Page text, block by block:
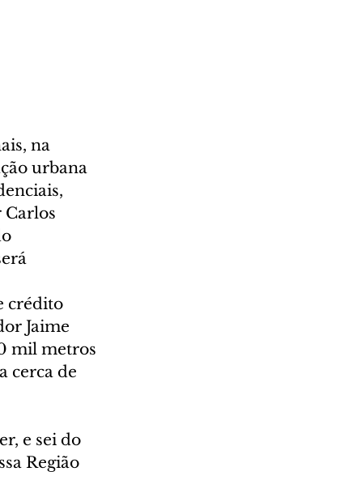
na
urbana
Carlos
crédito
Jaime
mil metros
cerca de
e sei do
Região